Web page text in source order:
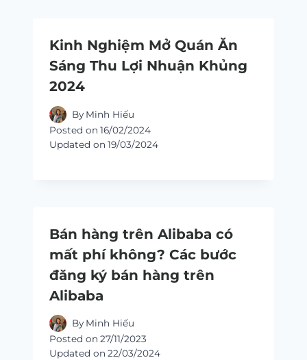
Kinh Nghiệm Mở Quán Ăn
Sáng Thu Lợi Nhuận Khủng
2024
By Minh Hiếu
Posted on 16/02/2024
Updated on 19/03/2024
Bán hàng trên Alibaba có
mất phí không? Các bước
đăng ký bán hàng trên
Alibaba
By Minh Hiếu
Posted on 27/11/2023
Updated on 22/03/2024